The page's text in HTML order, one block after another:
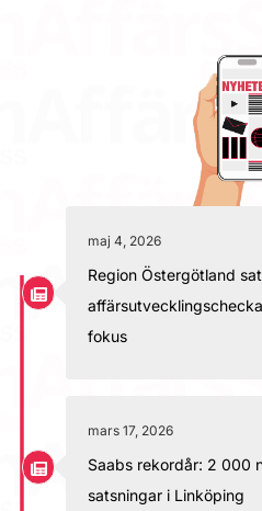
maj 4, 2026
Region Östergötland
fokus
mars 17, 2026
Saabs rekordår: 2 000
satsningar i Linköping